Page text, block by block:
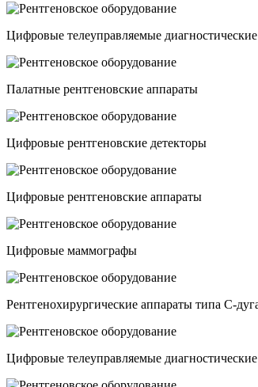
Цифровые телеуправляемые
Палатные рентгеновские аппараты
Цифровые рентгеновские детекторы
Цифровые рентгеновские аппараты
Цифровые маммографы
Рентгенохирургические аппараты типа C-
Цифровые телеуправляемые